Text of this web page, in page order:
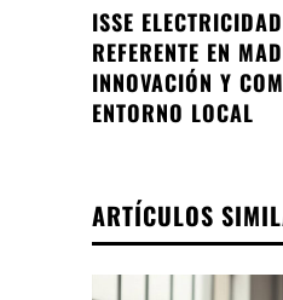
ISSE
REFERENTE EN
INNOVACIÓN Y
ENTORNO LOCAL
ARTÍCULOS